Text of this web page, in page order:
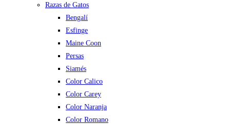
Razas de Gatos
Bengalí
Esfinge
Maine Coon
Persas
Siamés
Color Calico
Color Carey
Color Naranja
Color Romano